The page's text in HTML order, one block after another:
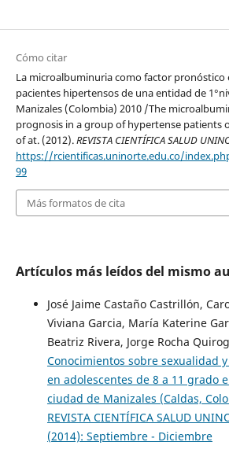
Cómo citar
La microalbuminuria como factor pronóstico
pacientes hipertensos de una entidad de
Manizales (Colombia) 2010 /The
prognosis in a group of hypertense patients
of at. (2012).REVISTA CIENTÍFICA SALUD
https://rcientificas.uninorte.edu.co/
99
Más formatos de cita
Artículos más leídos del mismo
José Jaime Castaño Castrillón,
Viviana Garcia, María Katerine
Beatriz Rivera, Jorge Rocha
Conocimientos sobre sexualidad
en adolescentes de 8 a 11 grado
ciudad de Manizales (Caldas,
REVISTA CIENTÍFICA SALUD
(2014): Septiembre - Diciembre